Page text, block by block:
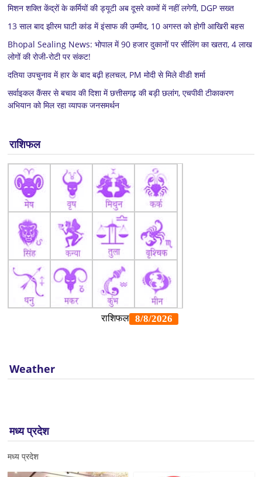
मिशन शक्ति केंद्रों के कर्मियों की ड्यूटी अब दूसरे कामों में नहीं लगेगी, DGP सख्त
13 साल बाद झीरम घाटी कांड में इंसाफ की उम्मीद, 10 अगस्त को होगी आखिरी बहस
Bhopal Sealing News: भोपाल में 90 हजार दुकानों पर सीलिंग का खतरा, 4 लाख
लोगों की रोजी-रोटी पर संकट!
दतिया उपचुनाव में हार के बाद बढ़ी हलचल, PM मोदी से मिले वीडी शर्मा
सर्वाइकल कैंसर से बचाव की दिशा में छत्तीसगढ़ की बड़ी छलांग, एचपीवी टीकाकरण
अभियान को मिल रहा व्यापक जनसमर्थन
राशिफल
Weather
मध्य प्रदेश
मध्य प्रदेश